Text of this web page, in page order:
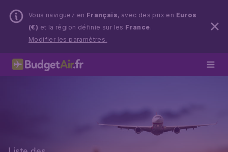
Vous naviguez en Français, avec des prix en Euros
(€) et la région définie sur les France.
Modifier les paramètres.